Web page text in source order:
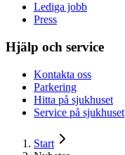
Lediga jobb
Press
Hjälp och service
Kontakta oss
Parkering
Hitta på sjukhuset
Service på sjukhuset
Start